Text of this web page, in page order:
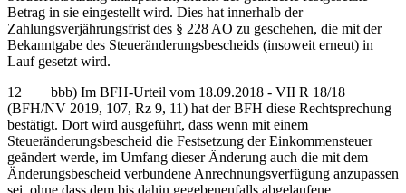
Betrag in sie eingestellt wird. Dies hat innerhalb der
Zahlungsverjährungsfrist des § 228 AO zu geschehen, die mit der
Bekanntgabe des Steueränderungsbescheids (insoweit erneut) in
Lauf gesetzt wird.
12 bbb) Im BFH-Urteil vom 18.09.2018 - VII R 18/18
(BFH/NV 2019, 107, Rz 9, 11) hat der BFH diese Rechtsprechung
bestätigt. Dort wird ausgeführt, dass wenn mit einem
Steueränderungsbescheid die Festsetzung der Einkommensteuer
geändert werde, im Umfang dieser Änderung auch die mit dem
Änderungsbescheid verbundene Anrechnungsverfügung anzupassen
sei, ohne dass dem bis dahin gegebenenfalls abgelaufene